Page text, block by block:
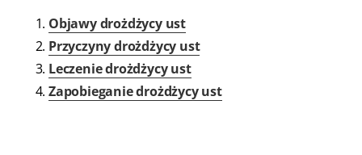
Objawy drożdżycy ust
Przyczyny drożdżycy ust
Leczenie drożdżycy ust
Zapobieganie drożdżycy ust